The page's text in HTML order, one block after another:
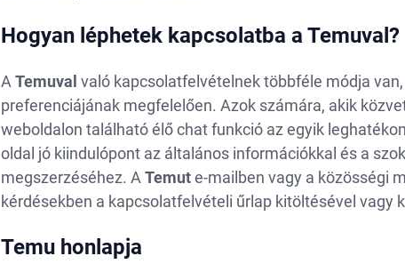
Hogyan léphetek kapcsolatba a Temuval?
A Temuval való kapcsolatfelvételnek többféle módja
preferenciájának megfelelően. Azok számára, akik
weboldalon található élő chat funkció az egyik
oldal jó kiindulópont az általános információkkal és a
megszerzéséhez. A Temute-mailben vagy a közösségi
kérdésekben a kapcsolatfelvételi űrlap kitöltésével vagy
Temu honlapja